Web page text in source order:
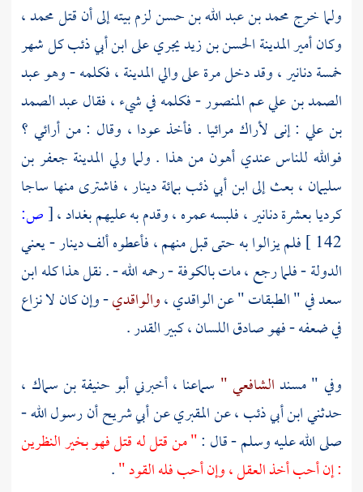
ولما خرجمحمد بن عبد الله بن حسنلزم بيته إلى أن قتلمحمد،
وكان أميرالمدينةالحسن بن زيديجري علىابن أبي ذئبكل شهر
خمسة دنانير ، وقد دخل مرة على واليالمدينة، فكلمه - وهوعبد
الصمد بنعلي عمالمنصور- فكلمه في شيء ، فقالعبد الصمد
بن علي : إنى لأراك مرائيا . فأخذ عودا ، وقال : من أرائي ؟
فوالله للناس عندي أهون من هذا . ولما ولي المدينة جعفر بن
سليمان ، بعث إلىابن أبي ذئببمائة دينار ، فاشترى منها ساجا
كرديا بعشرة دنانير ، فلبسه عمره ، وقدم به عليهمبغداد،[ص:
142 ] فلم يزالوا به حتى قبل منهم ، فأعطوه ألف دينار - يعني
الدولة - فلما رجع ، ماتبالكوفة- رحمه الله - . نقل هذا كلهابن
سعدفي " الطبقات " عنالواقدي،والواقدي- وإن كان لا نزاع
في ضعفه - فهو صادق اللسان ، كبير القدر .
وفي " مسندالشافعي " سماعنا ، أخبرنيأبو حنيفة بن سماك ،
حدثنيابن أبي ذئب، عنالمقبريعنأبي شريحأن رسول الله -
صلى الله عليه وسلم - قال :" من قتل له قتل فهو بخير النظرين
: إن أحب أخذ العقل ، وإن أحب فله القود ".